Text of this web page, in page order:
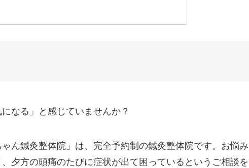
なる」と感じていませんか？
ん鍼灸整体院」は、完全予約制の鍼灸整体院です。お悩み
夕方の頭痛のたびに症状が出て困っているというご相談を